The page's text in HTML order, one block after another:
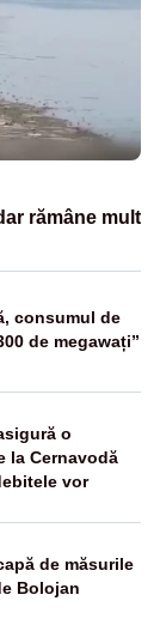
rămâne mult
consumul de
de megawați”
o
la Cernavodă
vor
de măsurile
Bolojan